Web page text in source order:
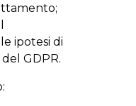
ipotesi di
GDPR.